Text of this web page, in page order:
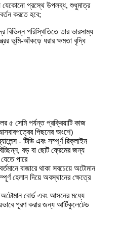
প্রস্থে উপলব্ধ, শুধুমাত্র
করতে হবে;
বিভিন্ন পরিস্থিতিতে তার ভারসাম্য
ভূমি-আঁকড়ে ধরার ক্ষমতা বৃদ্ধি
৫ সেমি পর্যন্ত প্রক্রিয়াটি কাজ
পিছনের অংশে)
- টিভি এবং সম্পূর্ণ রিক্লাইন
বড় বা ছোট ফ্রেমের জন্য
পারে
বাজারে থাকা সবচেয়ে অটোমান
হেলান দিয়ে অবস্থানের ক্ষেত্রে
বোর্ড এবং আসনের মধ্যে
পূরণ করার জন্য আর্টিকুলেটেড